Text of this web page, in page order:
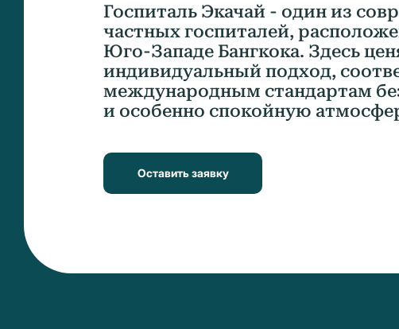
Госпиталь Экачай - один из
частных госпиталей,
Юго-Западе Бангкока. Здесь
индивидуальный подход,
международным стандартам
и особенно спокойную
Оставить заявку